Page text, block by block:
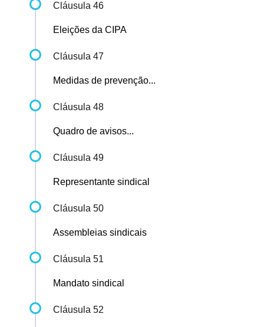
Cláusula 46
Eleições da CIPA
Cláusula 47
Medidas de prevenção...
Cláusula 48
Quadro de avisos...
Cláusula 49
Representante sindical
Cláusula 50
Assembleias sindicais
Cláusula 51
Mandato sindical
Cláusula 52